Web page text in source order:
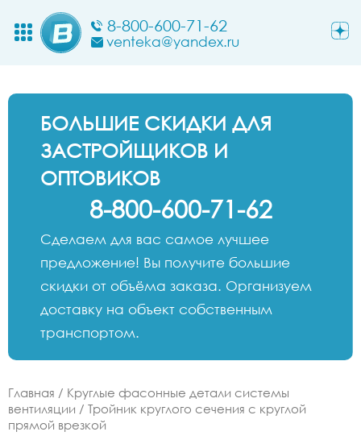
8-800-600-71-62
venteka@yandex.ru
БОЛЬШИЕ СКИДКИ ДЛЯ
ЗАСТРОЙЩИКОВ И
ОПТОВИКОВ
8-800-600-71-62
Сделаем для вас самое лучшее
предложение! Вы получите большие
скидки от объёма заказа. Организуем
доставку на объект собственным
транспортом.
Главная / Круглые фасонные детали системы
вентиляции / Тройник круглого сечения с круглой
прямой врезкой